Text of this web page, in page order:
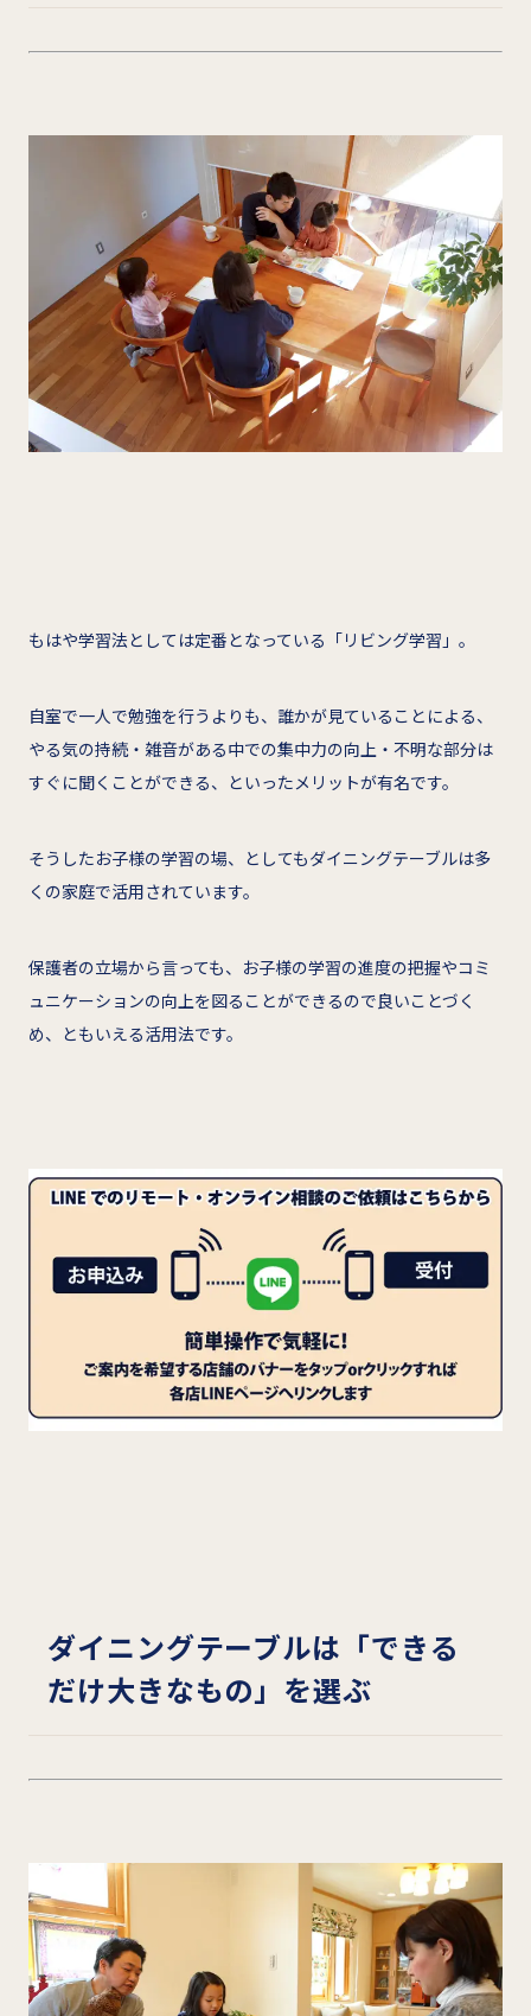
もはや学習法としては定番となっている「リビング学習」。
自室で一人で勉強を行うよりも、誰かが見ていることによる、
やる気の持続・雑音がある中での集中力の向上・不明な部分は
すぐに聞くことができる、といったメリットが有名です。
そうしたお子様の学習の場、としてもダイニングテーブルは多
くの家庭で活用されています。
保護者の立場から言っても、お子様の学習の進度の把握やコミ
ュニケーションの向上を図ることができるので良いことづく
め、ともいえる活用法です。
ダイニングテーブルは「できる
だけ大きなもの」を選ぶ